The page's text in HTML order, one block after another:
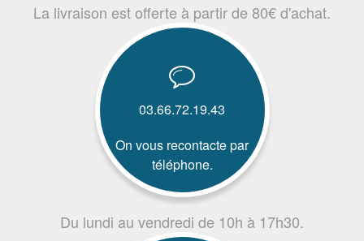
La livraison est offerte à partir de 80€ d'achat.
03.66.72.19.43
On vous recontacte par
téléphone.
Du lundi au vendredi de 10h à 17h30.